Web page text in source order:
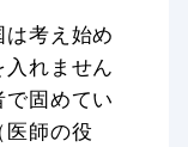
考え始め
れません
固めてい
医師の役